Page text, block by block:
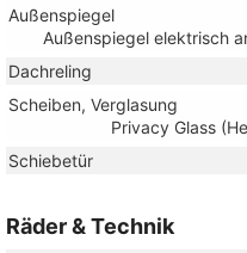
Außenspiegel
Außenspiegel elektrisch
Dachreling
Scheiben, Verglasung
Privacy Glass
Schiebetür
Räder & Technik